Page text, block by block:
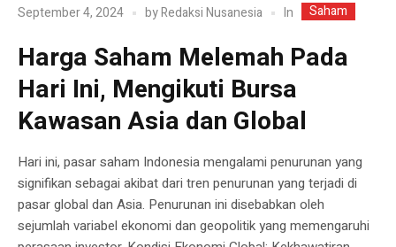
September 4, 2024 byRedaksi Nusanesia In Saham
Harga Saham Melemah Pada
Hari Ini, Mengikuti Bursa
Kawasan Asia dan Global
Hari ini, pasar saham Indonesia mengalami penurunan yang
signifikan sebagai akibat dari tren penurunan yang terjadi di
pasar global dan Asia. Penurunan ini disebabkan oleh
sejumlah variabel ekonomi dan geopolitik yang memengaruhi